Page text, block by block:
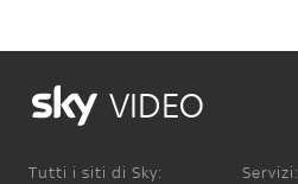
VIDEO
Tutti i siti di Sky: Servizi: